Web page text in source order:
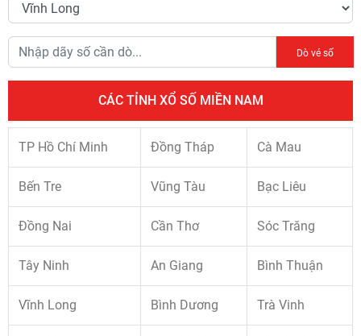
Dò vé số
CÁC TỈNH XỔ SỐ MIỀN NAM
TP Hồ Chí Minh Đồng Tháp Cà Mau
Bến Tre Vũng Tàu Bạc Liêu
Đồng Nai Cần Thơ Sóc Trăng
Tây Ninh An Giang Bình Thuận
Vĩnh Long Bình Dương Trà Vinh